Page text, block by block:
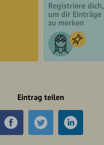
Registriere dich,
um dir Einträge
zu merken
Eintrag teilen